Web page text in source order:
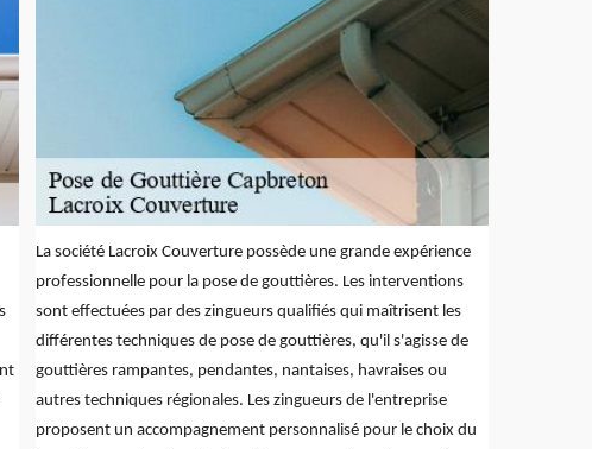
La société Lacroix Couverture possède une grande expérience
professionnelle pour la pose de gouttières. Les interventions
sont effectuées par des zingueurs qualifiés qui maîtrisent les
différentes techniques de pose de gouttières, qu'il s'agisse de
gouttières rampantes, pendantes, nantaises, havraises ou
autres techniques régionales. Les zingueurs de l'entreprise
proposent un accompagnement personnalisé pour le choix du